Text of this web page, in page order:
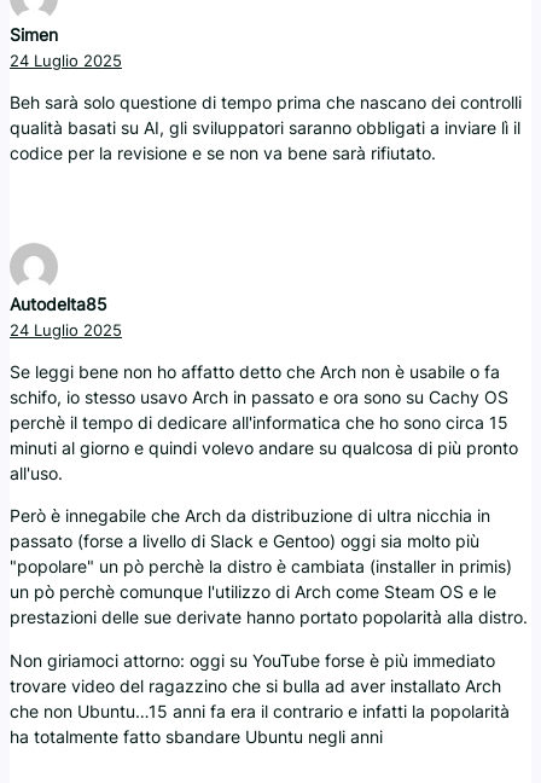
Simen
24 Luglio 2025
Beh sarà solo questione di tempo prima che nascano dei controlli
qualità basati su AI, gli sviluppatori saranno obbligati a inviare lì il
codice per la revisione e se non va bene sarà rifiutato.
Autodelta85
24 Luglio 2025
Se leggi bene non ho affatto detto che Arch non è usabile o fa
schifo, io stesso usavo Arch in passato e ora sono su Cachy OS
perchè il tempo di dedicare all'informatica che ho sono circa 15
minuti al giorno e quindi volevo andare su qualcosa di più pronto
all'uso.
Però è innegabile che Arch da distribuzione di ultra nicchia in
passato (forse a livello di Slack e Gentoo) oggi sia molto più
"popolare" un pò perchè la distro è cambiata (installer in primis)
un pò perchè comunque l'utilizzo di Arch come Steam OS e le
prestazioni delle sue derivate hanno portato popolarità alla distro.
Non giriamoci attorno: oggi su YouTube forse è più immediato
trovare video del ragazzino che si bulla ad aver installato Arch
che non Ubuntu…15 anni fa era il contrario e infatti la popolarità
ha totalmente fatto sbandare Ubuntu negli anni